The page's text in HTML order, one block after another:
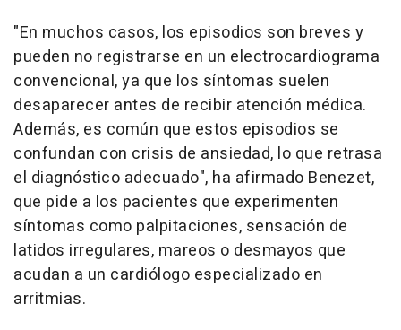
"En muchos casos, los episodios son breves y
pueden no registrarse en un electrocardiograma
convencional, ya que los síntomas suelen
desaparecer antes de recibir atención médica.
Además, es común que estos episodios se
confundan con crisis de ansiedad, lo que retrasa
el diagnóstico adecuado", ha afirmado Benezet,
que pide a los pacientes que experimenten
síntomas como palpitaciones, sensación de
latidos irregulares, mareos o desmayos que
acudan a un cardiólogo especializado en
arritmias.